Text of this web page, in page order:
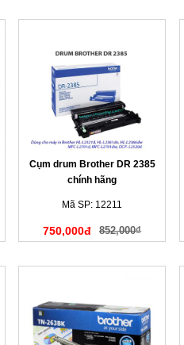
Cụm drum Brother DR 2385
chính hãng
Mã SP: 12211
750,000đ 852,000₫